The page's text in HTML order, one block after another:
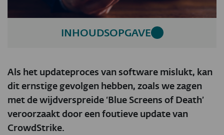
INHOUDSOPGAVE
Als het updateproces van software mislukt, kan
dit ernstige gevolgen hebben, zoals we zagen
met de wijdverspreide ‘Blue Screens of Death’
veroorzaakt door een foutieve update van
CrowdStrike.